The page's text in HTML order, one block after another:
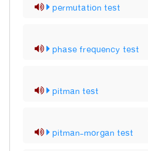
permutation test
phase frequency test
pitman test
pitman-morgan test